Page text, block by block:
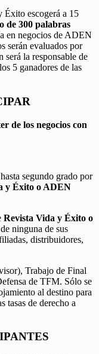
Éxito escogerá a 15
de 300 palabras
en negocios de ADEN
serán evaluados por
la responsable de
5 ganadores de las
de los negocios con
segundo grado por
y Éxito o ADEN
Revista Vida y Éxito o
ninguna de sus
distribuidores,
Trabajo de Final
de TFM. Sólo se
al destino para
tasas de derecho a